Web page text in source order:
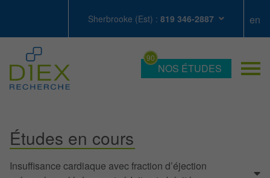
Sherbrooke (Est) : 819 346-2887
NOS ÉTUDES
Études en cours
Insuffisance cardiaque avec fraction d’éjection